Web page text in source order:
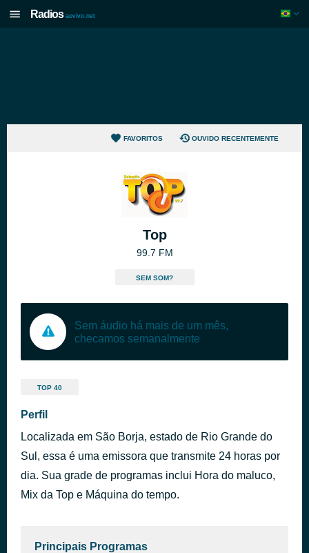
Radios aovivo.net
FAVORITOS OUVIDO RECENTEMENTE
Top
99.7 FM
SEM SOM?
Sem áudio há mais de um mês,
checamos semanalmente
TOP 40
Perfil
Localizada em São Borja, estado de Rio Grande do
Sul, essa é uma emissora que transmite 24 horas por
dia. Sua grade de programas inclui Hora do maluco,
Mix da Top e Máquina do tempo.
Principais Programas